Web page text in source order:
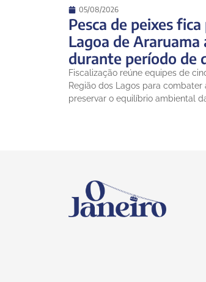
05/08/2026
Pesca de peixes
Lagoa de
durante período de
Fiscalização reúne equipes de
Região dos Lagos para
preservar o equilíbrio ambiental